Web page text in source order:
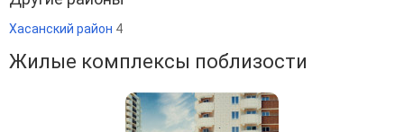
Хасанский район 4
Жилые комплексы поблизости